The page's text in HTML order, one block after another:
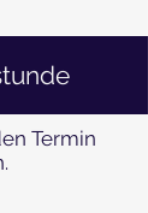
Termin